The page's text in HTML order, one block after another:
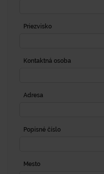
Priezvisko
Kontaktná osoba
Adresa
Popisné číslo
Mesto